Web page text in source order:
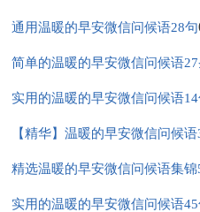
通用温暖的早安微信问候语28句
简单的温暖的早安微信问候语
实用的温暖的早安微信问候语
【精华】温暖的早安微信问候
精选温暖的早安微信问候语集锦
实用的温暖的早安微信问候语